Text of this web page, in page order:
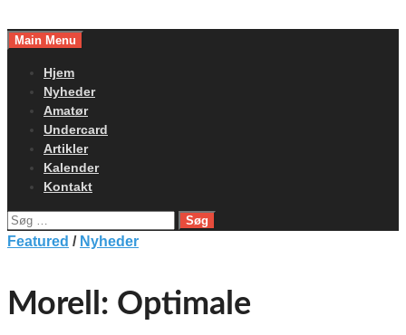
toMain Menu
Hjem
Nyheder
Amatør
Undercard
Artikler
Kalender
Kontakt
Søg
efter:
Featured / Nyheder
Morell: Optimale